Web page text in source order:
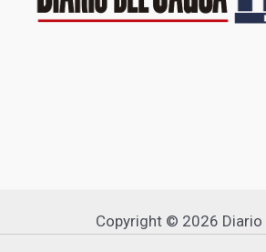
Copyright © 2026 Diario